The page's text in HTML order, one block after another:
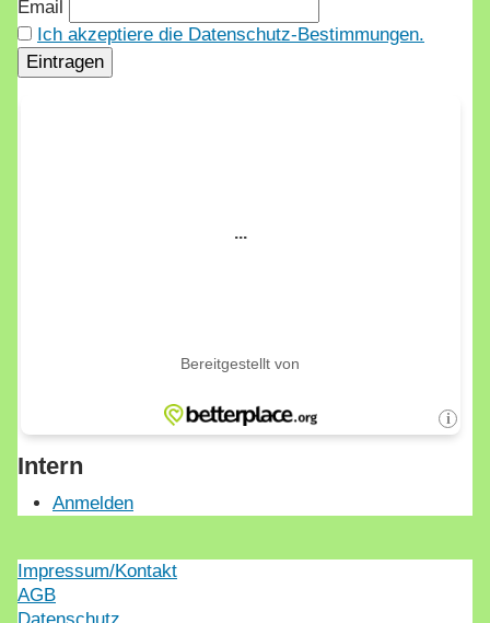
Email
Ich akzeptiere die Datenschutz-Bestimmungen.
Intern
Anmelden
Impressum/Kontakt
AGB